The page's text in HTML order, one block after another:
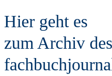
Hier geht es
zum Archiv des
fachb